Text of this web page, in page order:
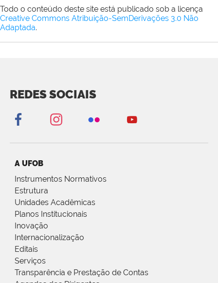
Todo o conteúdo deste site está publicado sob a licença
Creative Commons Atribuição-SemDerivações 3.0 Não
Adaptada.
REDES SOCIAIS
A UFOB
Instrumentos Normativos
Estrutura
Unidades Acadêmicas
Planos Institucionais
Inovação
Internacionalização
Editais
Serviços
Transparência e Prestação de Contas